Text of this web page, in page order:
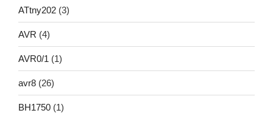
ATtny202 (3)
AVR (4)
AVR0/1 (1)
avr8 (26)
BH1750 (1)